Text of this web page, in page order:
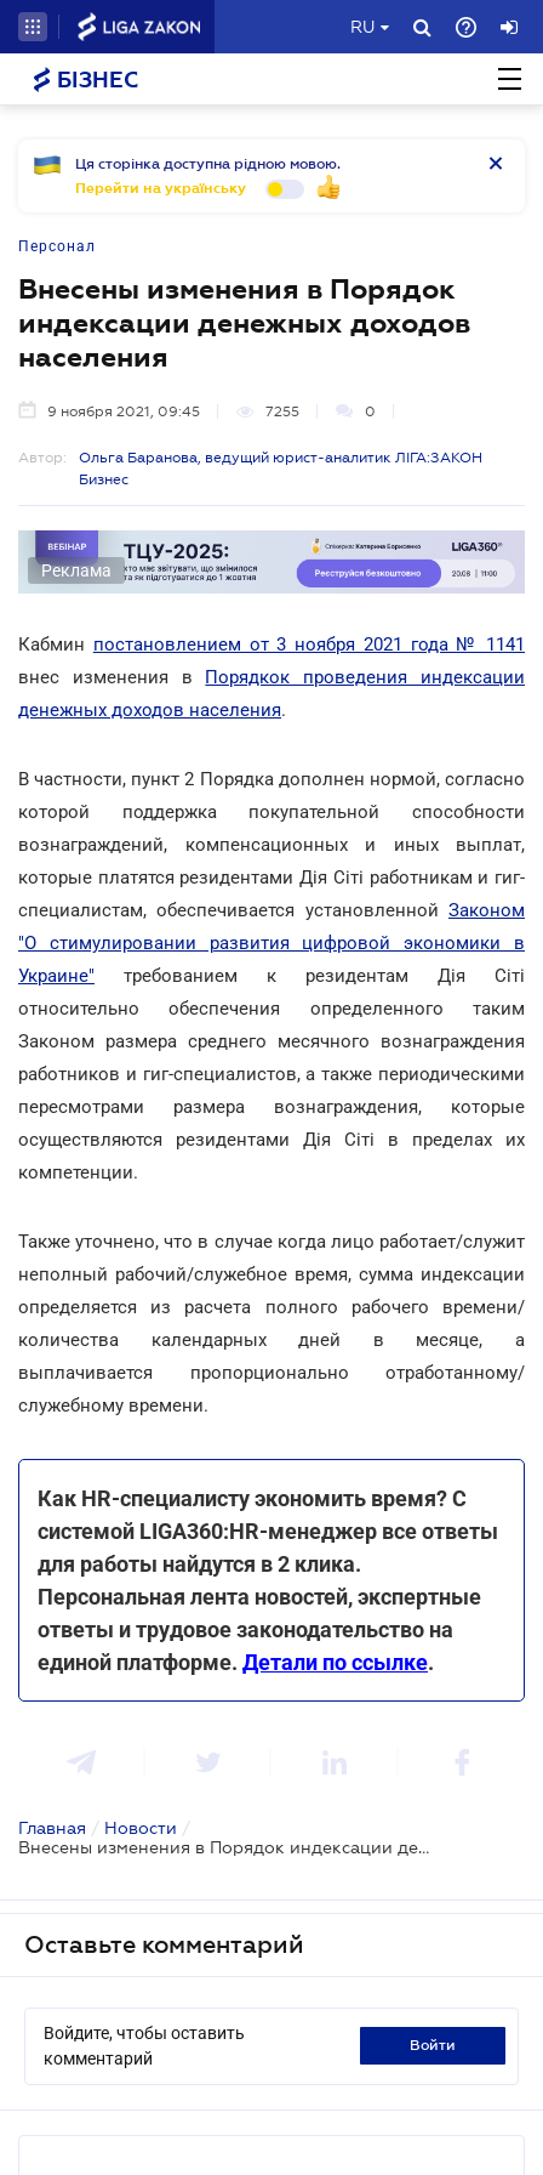
RU
БІЗНЕС
Ця сторінка доступна рідною мовою.
Перейти на українську
Персонал
Внесены изменения в Порядок
индексации денежных доходов
населения
9 ноября 2021, 09:45 7255 0
Автор:
Ольга Баранова, ведущий юрист-аналитик ЛІГА:ЗАКОН
Бизнес
Реклама
Кабмин постановлением от 3 ноября 2021 года № 1141
внес изменения в Порядкок проведения индексации
денежных доходов населения.
В частности, пункт 2 Порядка дополнен нормой, согласно
которой поддержка покупательной способности
вознаграждений, компенсационных и иных выплат,
которые платятся резидентами Дія Сіті работникам и гиг-
специалистам, обеспечивается установленной Законом
"О стимулировании развития цифровой экономики в
Украине" требованием к резидентам Дія Сіті
относительно обеспечения определенного таким
Законом размера среднего месячного вознаграждения
работников и гиг-специалистов, а также периодическими
пересмотрами размера вознаграждения, которые
осуществляются резидентами Дія Сіті в пределах их
компетенции.
Также уточнено, что в случае когда лицо работает/служит
неполный рабочий/служебное время, сумма индексации
определяется из расчета полного рабочего времени/
количества календарных дней в месяце, а
выплачивается пропорционально отработанному/
служебному времени.
Как HR-специалисту экономить время? С
системой LIGA360:HR-менеджер все ответы
для работы найдутся в 2 клика.
Персональная лента новостей, экспертные
ответы и трудовое законодательство на
единой платформе. Детали по ссылке.
Главная / Новости /
Внесены изменения в Порядок индексации денежных доходов населения
Оставьте комментарий
Войдите, чтобы оставить
комментарий
войти